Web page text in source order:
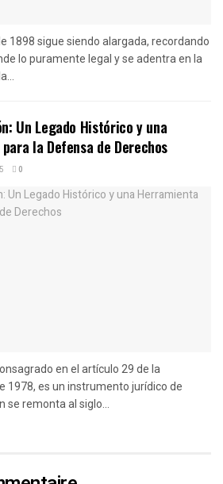
1898 sigue siendo alargada, recordando
lo puramente legal y se adentra en la
Un Legado Histórico y una
la Defensa de Derechos
0
en el artículo 29 de la
1978, es un instrumento jurídico de
remonta al siglo...